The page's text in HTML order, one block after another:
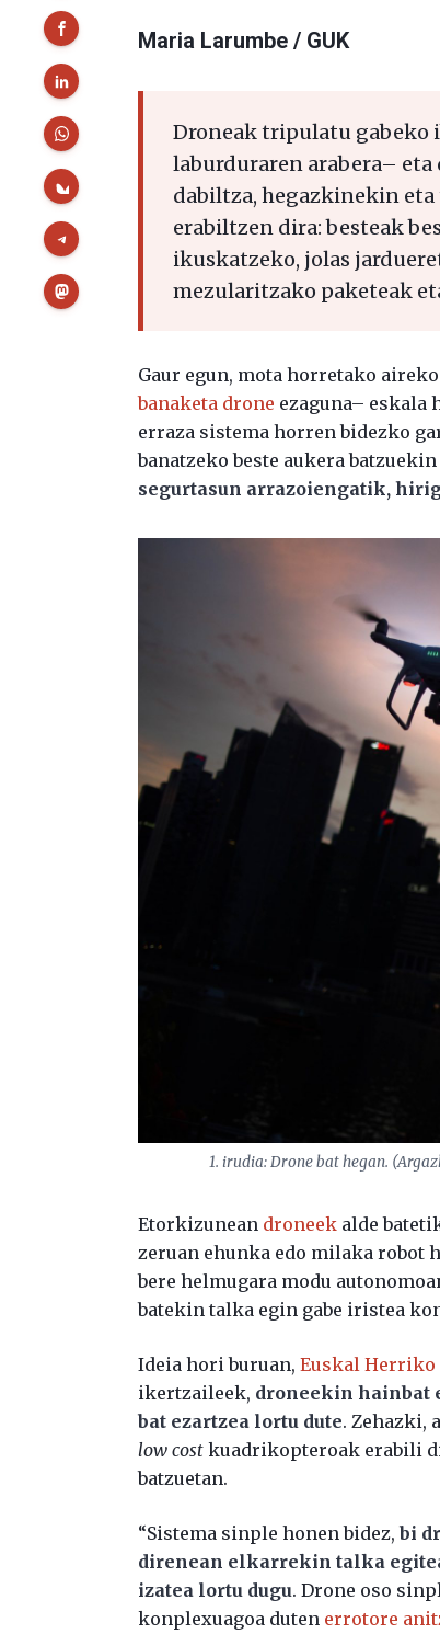
Maria Larumbe / GUK
Droneak tripulatu gabeko
laburduraren arabera–
dabiltza, hegazkinekin
erabiltzen dira: besteak
ikuskatzeko, jolas
mezularitzako paketeak
Gaur egun, mota horretako
banaketa drone ezaguna– eskala
erraza sistema horren bidezko
banatzeko beste aukera
segurtasun arrazoiengatik,
1. irudia: Drone bat hegan.
Etorkizunean droneek alde
zeruan ehunka edo milaka robot
bere helmugara modu
batekin talka egin gabe iristea
Ideia hori buruan,Euskal Herriko
ikertzaileek, droneekin hainbat
bat ezartzea lortu dute. Zehazki,
low costkuadrikopteroak erabili
batzuetan.
“Sistema sinple honen bidez,bi
direnean elkarrekin talka
izatea lortu dugu. Drone oso
konplexuagoa duten errotore